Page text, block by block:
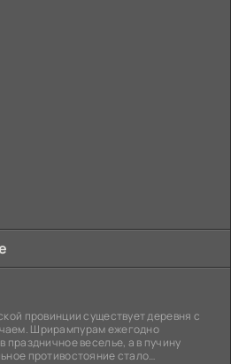
провинции существует деревня с
Шрирампурам ежегодно
праздничное веселье, а в пучину
противостояние стало